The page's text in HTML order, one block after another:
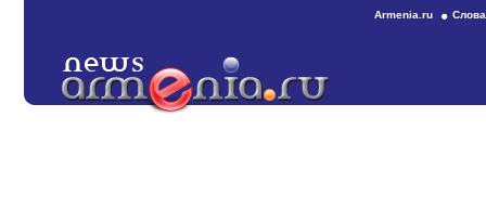
Armenia.ru